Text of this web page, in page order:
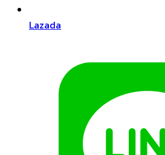
Lazada